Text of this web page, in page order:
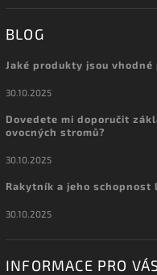
BLOG
Jaké produkty jsou
30.10.2025
Dovedete mi doporučit
ovocných stromů?
30.10.2025
Rakytník a jeho schopnost
30.10.2025
INFORMACE PRO